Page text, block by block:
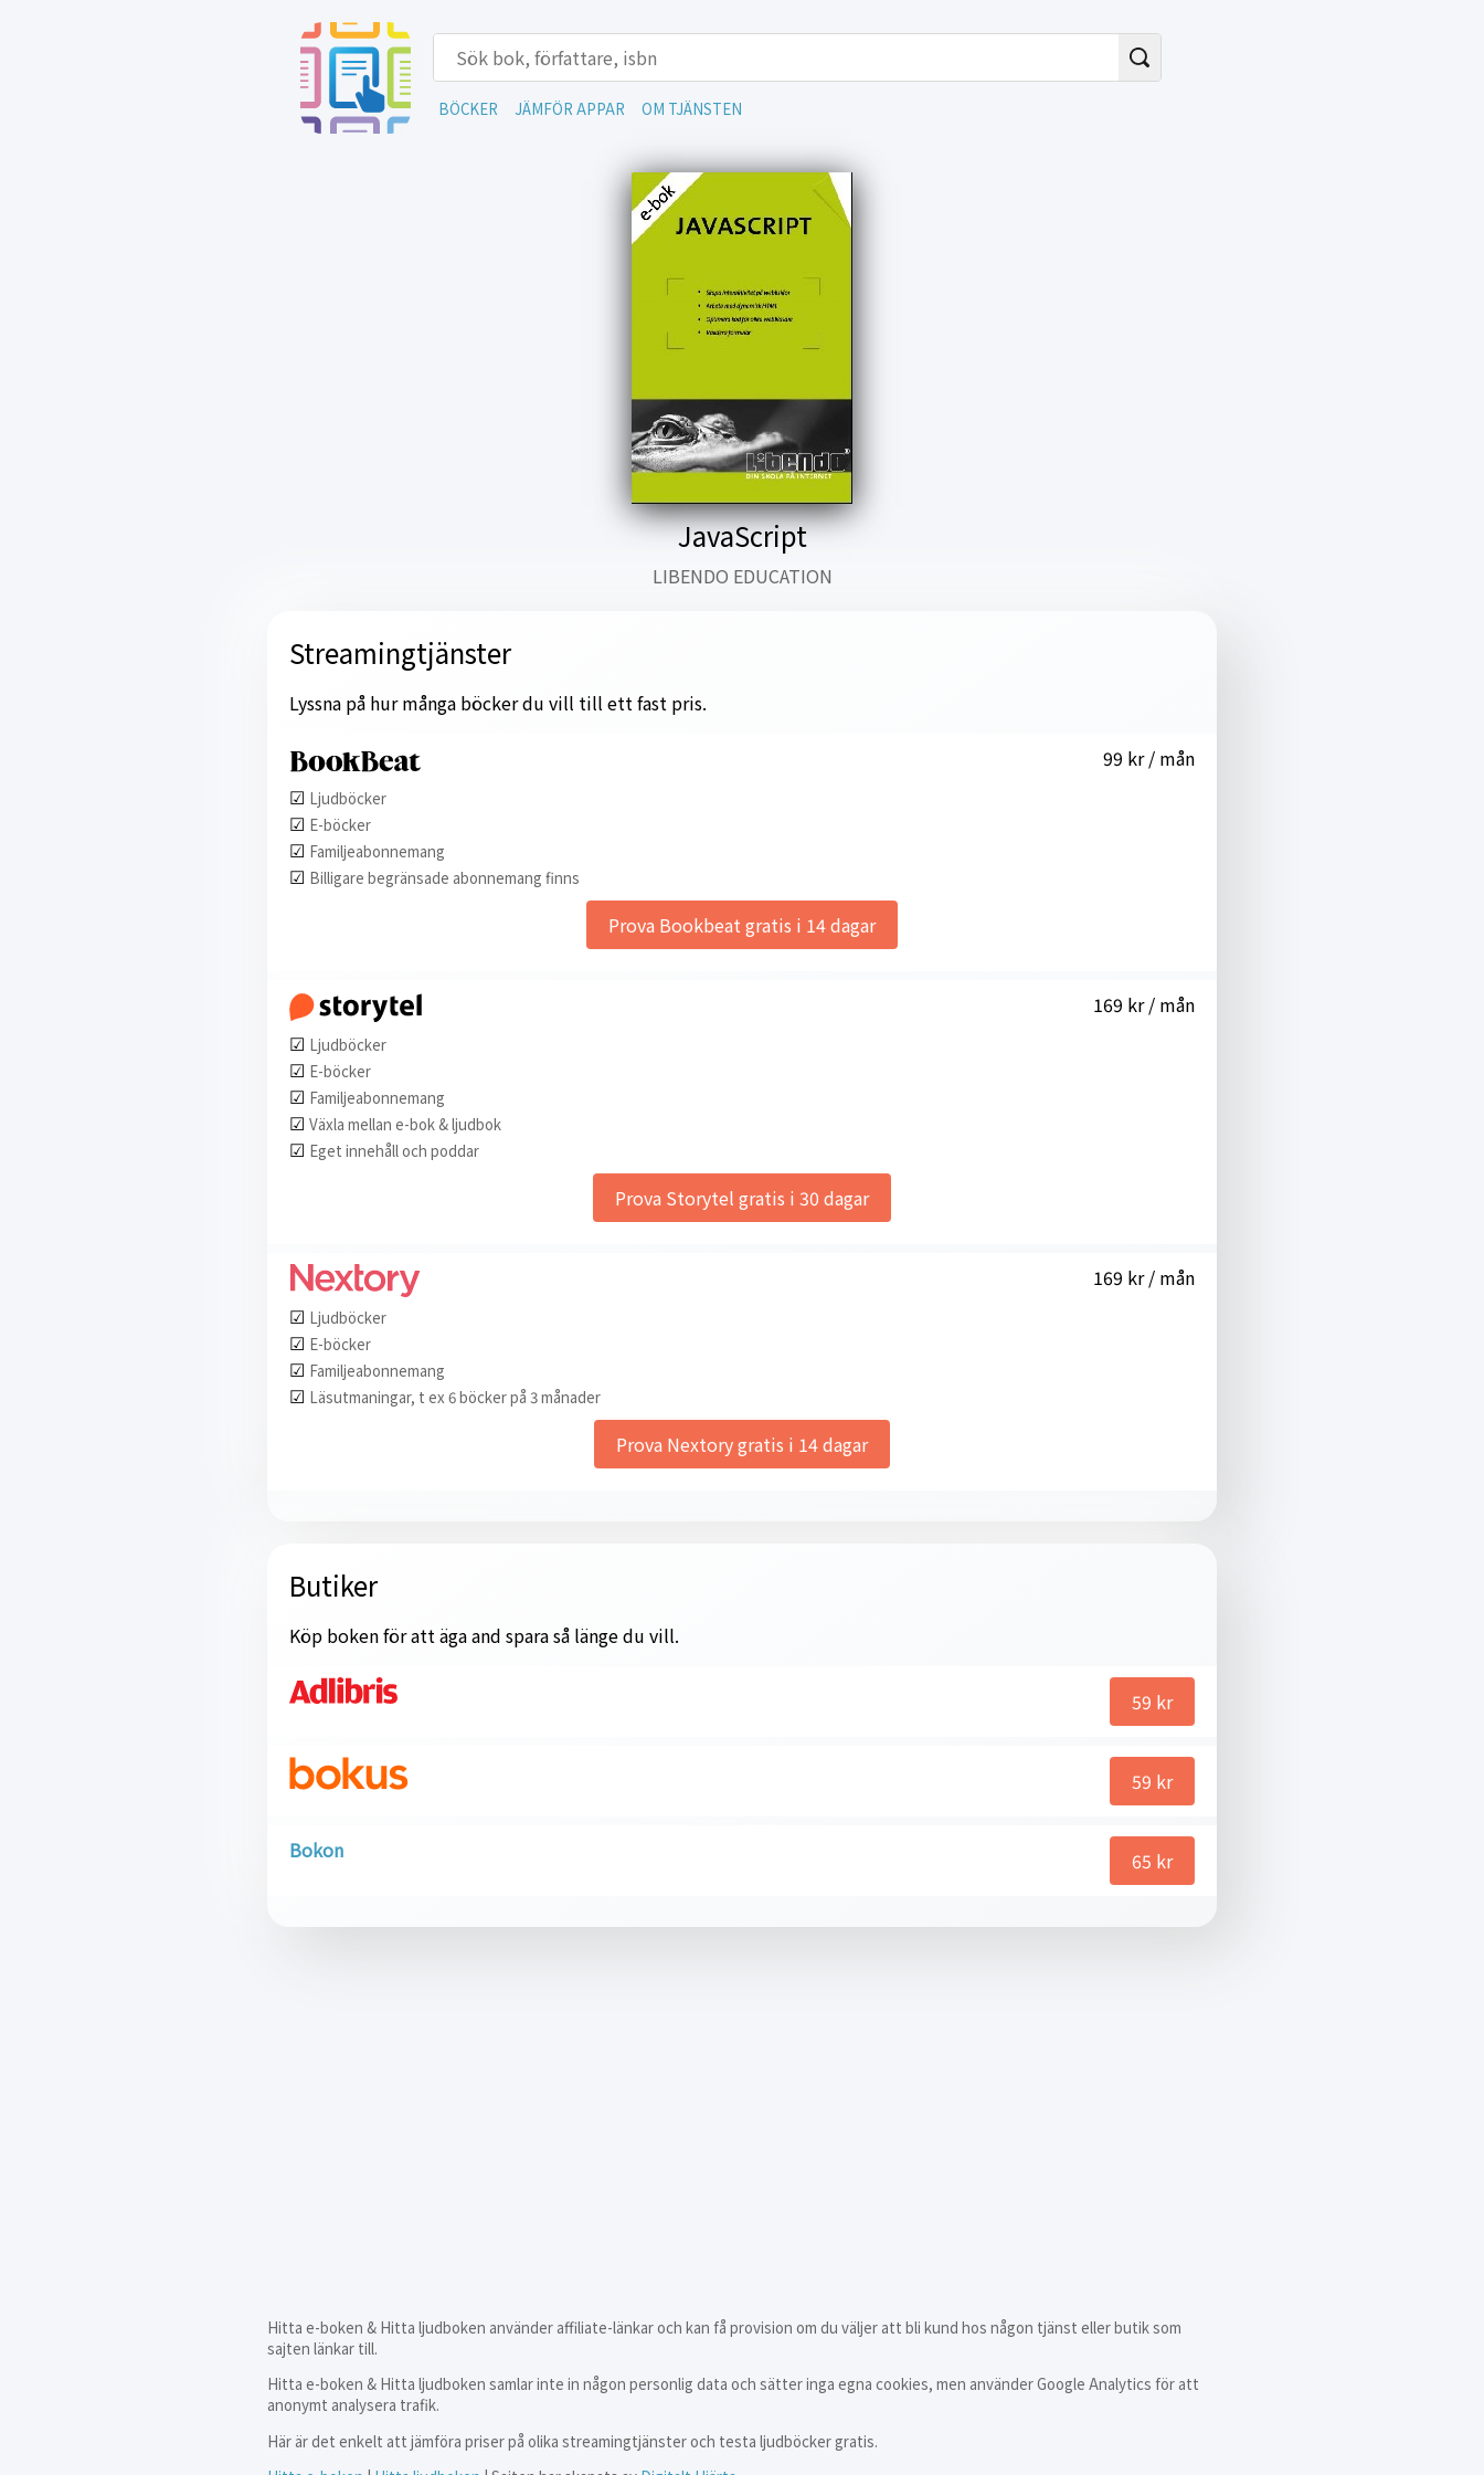
BÖCKER JÄMFÖR APPAR OM TJÄNSTEN
JavaScript
LIBENDO EDUCATION
Streamingtjänster
Lyssna på hur många böcker du vill till ett fast pris.
99 kr / mån
☑︎ Ljudböcker
☑︎ E-böcker
☑︎ Familjeabonnemang
☑︎ Billigare begränsade abonnemang finns
Prova Bookbeat gratis i 14 dagar
169 kr / mån
☑︎ Ljudböcker
☑︎ E-böcker
☑︎ Familjeabonnemang
☑︎ Växla mellan e-bok & ljudbok
☑︎ Eget innehåll och poddar
Prova Storytel gratis i 30 dagar
169 kr / mån
☑︎ Ljudböcker
☑︎ E-böcker
☑︎ Familjeabonnemang
☑︎ Läsutmaningar, t ex 6 böcker på 3 månader
Prova Nextory gratis i 14 dagar
Butiker
Köp boken för att äga and spara så länge du vill.
59 kr
59 kr
Bokon 65 kr
Hitta e-boken & Hitta ljudboken använder affiliate-länkar och kan få provision om du väljer att bli kund hos någon tjänst eller butik som
sajten länkar till.
Hitta e-boken & Hitta ljudboken samlar inte in någon personlig data och sätter inga egna cookies, men använder Google Analytics för att
anonymt analysera trafik.
Här är det enkelt att jämföra priser på olika streamingtjänster och testa ljudböcker gratis.